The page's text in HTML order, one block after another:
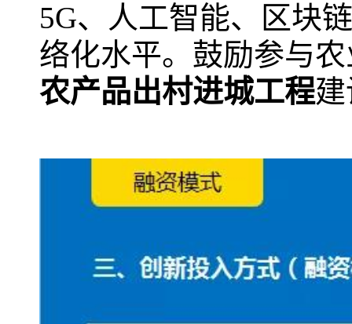
5G、人工智能、区块
络化水平。鼓励参与
农产品出村进城工程